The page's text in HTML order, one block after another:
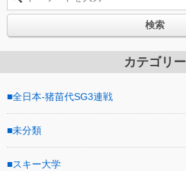
検索
カテゴリー
全日本-猪苗代SG3連戦
未分類
スキー大学